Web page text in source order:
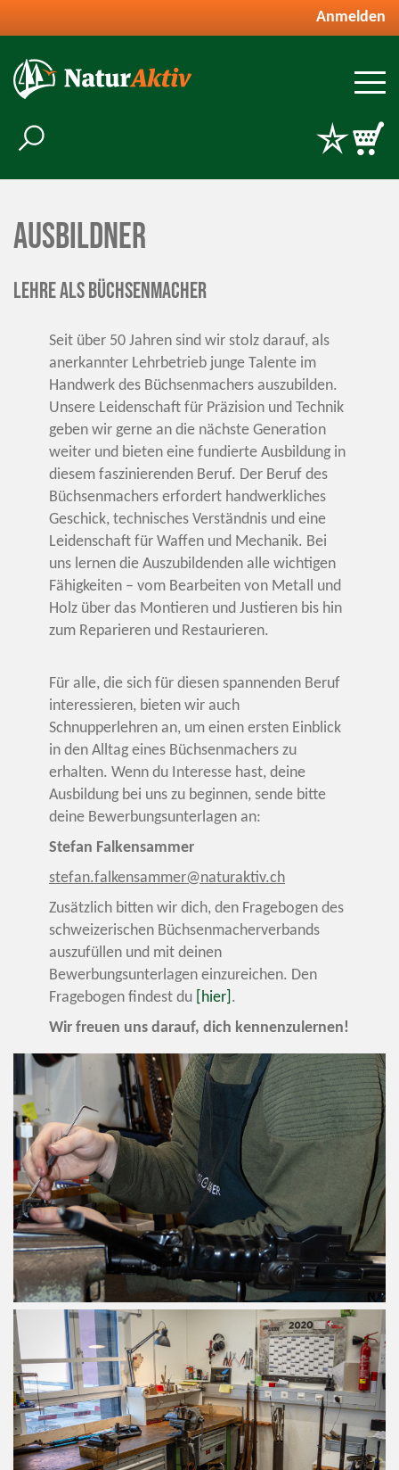
Anmelden
Ausbildner
Lehre als Büchsenmacher
Seit über 50 Jahren sind wir stolz darauf, als
anerkannter Lehrbetrieb junge Talente im
Handwerk des Büchsenmachers auszubilden.
Unsere Leidenschaft für Präzision und Technik
geben wir gerne an die nächste Generation
weiter und bieten eine fundierte Ausbildung in
diesem faszinierenden Beruf. Der Beruf des
Büchsenmachers erfordert handwerkliches
Geschick, technisches Verständnis und eine
Leidenschaft für Waffen und Mechanik. Bei
uns lernen die Auszubildenden alle wichtigen
Fähigkeiten – vom Bearbeiten von Metall und
Holz über das Montieren und Justieren bis hin
zum Reparieren und Restaurieren.
Für alle, die sich für diesen spannenden Beruf
interessieren, bieten wir auch
Schnupperlehren an, um einen ersten Einblick
in den Alltag eines Büchsenmachers zu
erhalten. Wenn du Interesse hast, deine
Ausbildung bei uns zu beginnen, sende bitte
deine Bewerbungsunterlagen an:
Stefan Falkensammer
stefan.falkensammer@naturaktiv.ch
Zusätzlich bitten wir dich, den Fragebogen des
schweizerischen Büchsenmacherverbands
auszufüllen und mit deinen
Bewerbungsunterlagen einzureichen. Den
Fragebogen findest du [hier] .
Wir freuen uns darauf, dich kennenzulernen!